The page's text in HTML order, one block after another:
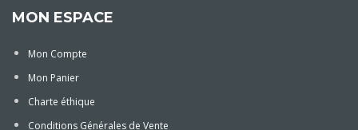
MON ESPACE
Mon Compte
Mon Panier
Charte éthique
Conditions Générales de Vente